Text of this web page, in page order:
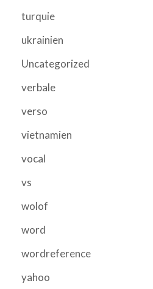
turquie
ukrainien
Uncategorized
verbale
verso
vietnamien
vocal
vs
wolof
word
wordreference
yahoo